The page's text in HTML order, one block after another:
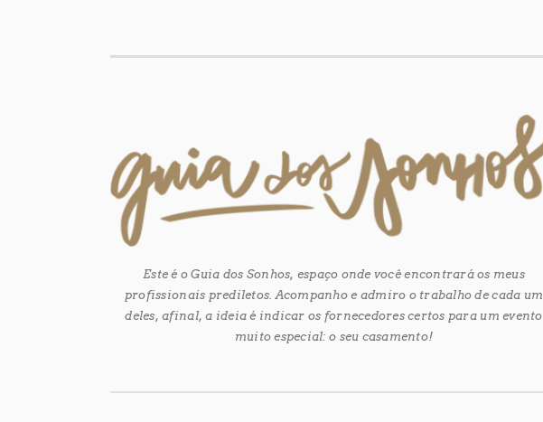
Este é o Guia dos Sonhos, espaço onde você encontrará os meus
profissionais prediletos. Acompanho e admiro o trabalho de cada um
deles, afinal, a ideia é indicar os fornecedores certos para um evento
muito especial: o seu casamento!